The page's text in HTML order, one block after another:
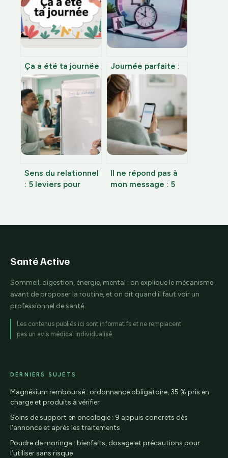
Ça a été ta journée
ou ça était : bien
écrire cette
expression
Journée parfaite :
la méthode des 6
heures de travail et
de la sieste
stratégique pour
optimiser votre
quotidien
Sens du relationnel
: 5 leviers pour
Il ne répond pas à
mon message : 5
Santé Active
Sommeil, digestion, énergie, mental : on explique le mécanisme
avant de proposer la routine, et on dit quand il faut voir un
professionnel de santé.
Les contenus publiés ici sont informatifs et ne remplacent
pas un avis médical individualisé.
DERNIERS SUJETS
Magnésium remboursé : ordonnance obligatoire, 35 % pris en
charge et produits à vérifier
Soins de support en oncologie : 9 appuis concrets dès
l'annonce et après les traitements
Poudre de moringa : bienfaits, dosage et précautions pour
l’utiliser sans risque